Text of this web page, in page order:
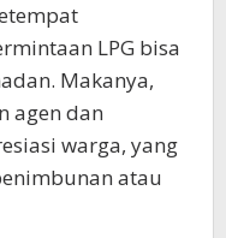
LPG bisa
Makanya,
agen dan
warga, yang
atau